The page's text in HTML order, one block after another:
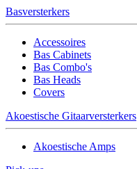
Basversterkers
Accessoires
Bas Cabinets
Bas Combo's
Bas Heads
Covers
Akoestische Gitaarversterkers
Akoestische Amps